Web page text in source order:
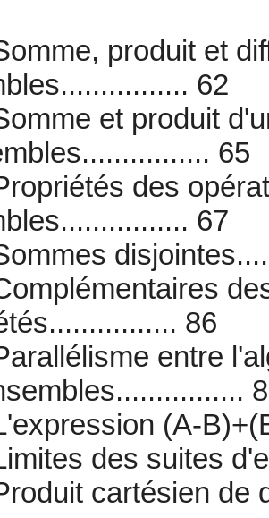
produit et
62
et produit
65
des
67
86
entre
(A-
des suites
cartésien de